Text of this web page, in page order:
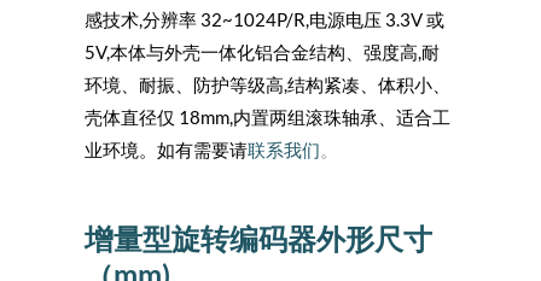
感技术,分辨率 32~1024P/R,电源电压 3.3V 或
5V,本体与外壳一体化铝合金结构、强度高,耐
环境、耐振、防护等级高,结构紧凑、体积小、
壳体直径仅 18mm,内置两组滚珠轴承、适合工
业环境。如有需要请联系我们。
增量型旋转编码器外形尺寸